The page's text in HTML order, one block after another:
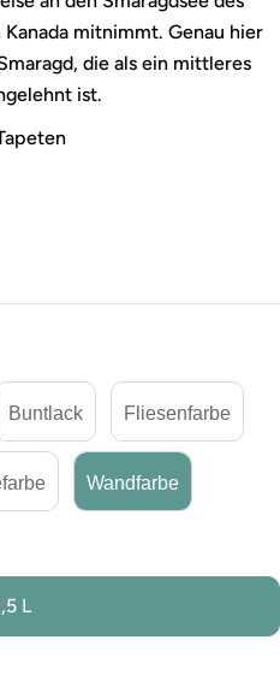
mitnimmt. Genau hier
die als ein mittleres
ist.
Buntlack Fliesenfarbe
Wandfarbe
L